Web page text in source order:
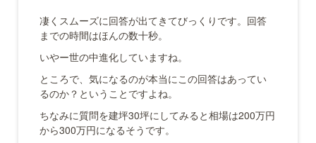
凄くスムーズに回答が出てきてびっくりです。回答
までの時間はほんの数十秒。
いやー世の中進化していますね。
ところで、気になるのが本当にこの回答はあってい
るのか？ということですよね。
ちなみに質問を建坪30坪にしてみると相場は200万円
から300万円になるそうです。